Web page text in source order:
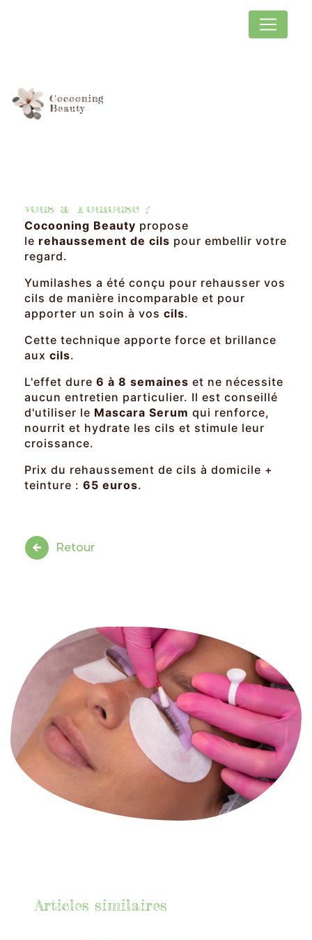
Cocooning
Beauty
Le rehaussement de
vous à Toulouse ?
Cocooning Beauty propose
le rehaussement de cils pour embellir votre
regard.
Yumilashes a été conçu pour rehausser vos
cils de manière incomparable et pour
apporter un soin à vos cils.
Cette technique apporte force et brillance
aux cils.
L'effet dure 6 à 8 semaines et ne nécessite
aucun entretien particulier. Il est conseillé
d'utiliser le Mascara Serum qui renforce,
nourrit et hydrate les cils et stimule leur
croissance.
Prix du rehaussement de cils à domicile +
teinture : 65 euros.
Retour
Articles similaires